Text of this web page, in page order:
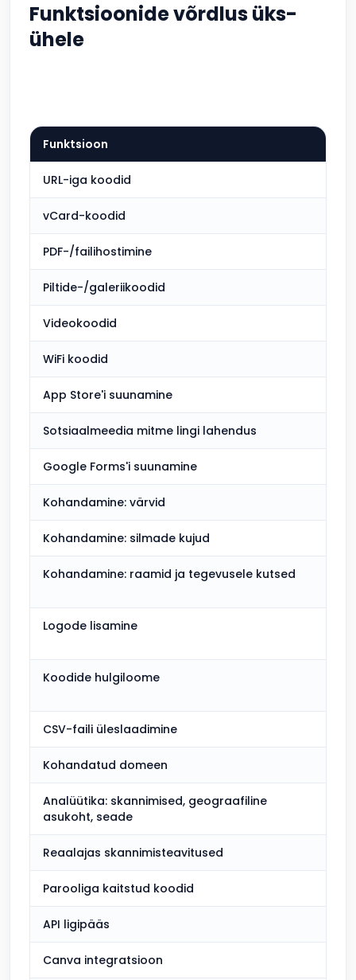
Funktsioonide võrdlus üks-
ühele
Funktsioon
URL-iga koodid
vCard-koodid
PDF-/failihostimine
Piltide-/galeriikoodid
Videokoodid
WiFi koodid
App Store'i suunamine
Sotsiaalmeedia mitme lingi lahendus
Google Forms'i suunamine
Kohandamine: värvid
Kohandamine: silmade kujud
Kohandamine: raamid ja tegevusele kutsed
Logode lisamine
Koodide hulgiloome
CSV-faili üleslaadimine
Kohandatud domeen
Analüütika: skannimised, geograafiline
asukoht, seade
Reaalajas skannimisteavitused
Parooliga kaitstud koodid
API ligipääs
Canva integratsioon